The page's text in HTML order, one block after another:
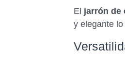
El jarrón de
y elegante